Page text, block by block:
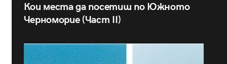
Кои места да посетиш по Южното
Черноморие (Част II)